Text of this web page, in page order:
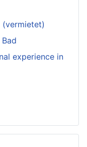
(vermietet)
experience in